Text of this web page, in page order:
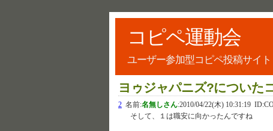
コピペ運動会
ユーザー参加型コピペ投稿サイト
ヨゥジャパニズ?についた
2 名前:名無しさん:2010/04/22(木) 10:31:19
そして、１は職安に向かったんですね